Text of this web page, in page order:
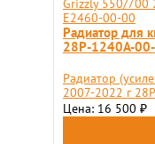
Радиатор для
28P-1240A-
Радиатор
2007-2022 г
Цена: 16 500 ₽